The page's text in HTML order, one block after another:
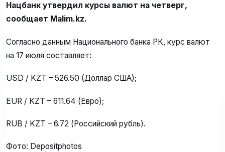
Нацбанк утвердил курсы валют на четверг,
сообщает Malim.kz.
Согласно данным Национального банка РК, курс валют
на 17 июля составляет:
USD / KZT – 526.50 (Доллар США);
EUR / KZT – 611.64 (Евро);
RUB / KZT – 6.72 (Российский рубль).
Фото: Depositphotos